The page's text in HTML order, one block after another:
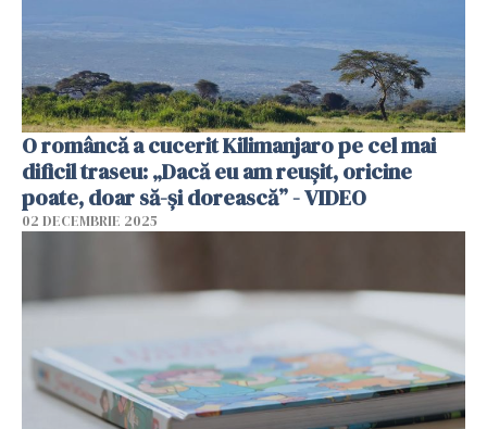
O româncă a cucerit Kilimanjaro pe cel mai
dificil traseu: „Dacă eu am reușit, oricine
poate, doar să-și dorească” - VIDEO
02 DECEMBRIE 2025